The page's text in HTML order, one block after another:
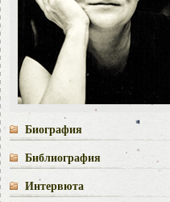
Биография
Библиография
Интервюта